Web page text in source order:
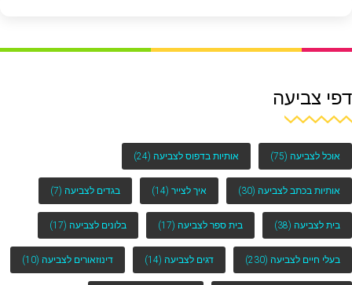
דפי צביעה
אוכל לצביעה (75) אותיות בדפוס לצביעה (24)
אותיות בכתב לצביעה (30) איך לצייר (14) בגדים לצביעה (7)
בית לצביעה (38) בית ספר לצביעה (17) בלונים לצביעה (17)
בעלי חיים לצביעה (230) דגים לצביעה (14) דינוזאורים לצביעה (10)